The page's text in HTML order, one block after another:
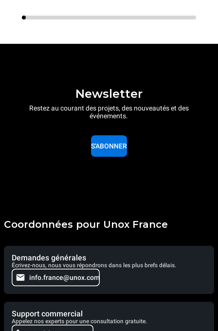
Newsletter
Restez au courant des projets, des nouveautés et des
événements.
S'ABONNER
Coordonnées pour Unox France
Demandes générales
Écrivez-nous, nous vous répondrons dans les plus brefs délais.
info.france@unox.com
Support commercial
Appelez nos experts pour une consultation gratuite.